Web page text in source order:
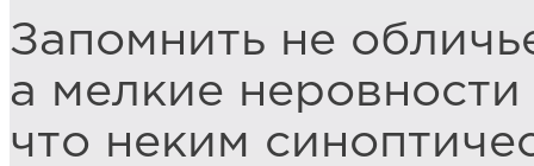
Запомнить не
а мелкие неровности
что неким